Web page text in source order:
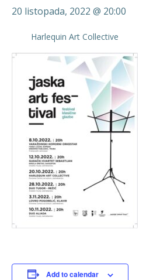
20 listopada, 2022 @ 20:00
Harlequin Art Collective
Add to calendar